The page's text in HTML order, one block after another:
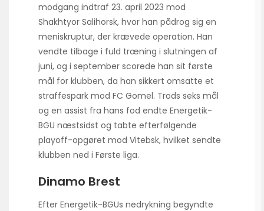
modgang indtraf 23. april 2023 mod
Shakhtyor Salihorsk, hvor han pådrog sig en
meniskruptur, der krævede operation. Han
vendte tilbage i fuld træning i slutningen af
juni, og i september scorede han sit første
mål for klubben, da han sikkert omsatte et
straffespark mod FC Gomel. Trods seks mål
og en assist fra hans fod endte Energetik-
BGU næstsidst og tabte efterfølgende
playoff-opgøret mod Vitebsk, hvilket sendte
klubben ned i Første liga.
Dinamo Brest
Efter Energetik-BGUs nedrykning begyndte